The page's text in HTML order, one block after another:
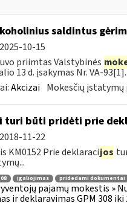
saldintus
2025-10-15
priimtas Valstybinės
13 d. įsakymas Nr. VA-
Akcizai Mokesčių
turi būti pridėti prie
2018-11-22
KM0152 Prie deklaracijos
įgaliojimas pridedami dokumentai
pajamų mokestis »
ir deklaravimas GPM 308 iki